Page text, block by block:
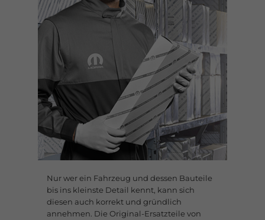
Nur wer ein Fahrzeug und dessen Bauteile
bis ins kleinste Detail kennt, kann sich
diesen auch korrekt und gründlich
annehmen. Die Original-Ersatzteile von